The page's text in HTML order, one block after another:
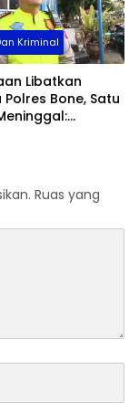
Kriminal
Libatkan
Bone, Satu
Ruas yang